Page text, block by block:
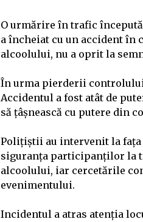
O urmărire în trafic
a încheiat cu un accident în
alcoolului, nu a oprit la
În urma pierderii
Accidentul a fost atât de
să țâșnească cu putere din
Polițiștii au intervenit la
siguranța participanților la
alcoolului, iar cercetările
evenimentului.
Incidentul a atras atenția